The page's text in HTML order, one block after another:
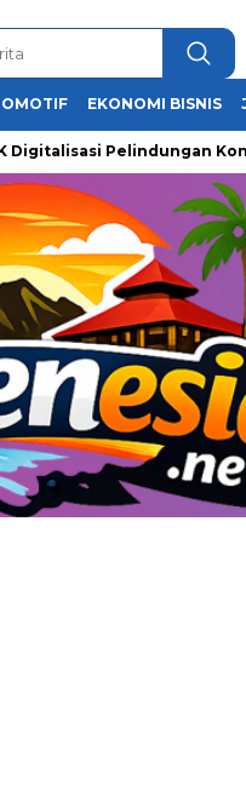
EKONOMI BISNIS
Pelindungan